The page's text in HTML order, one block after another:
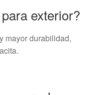
exterior?
mayor durabilidad,